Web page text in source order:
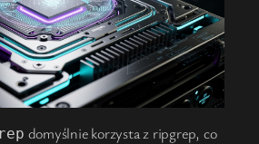
domyślnie korzysta z ripgrep, co